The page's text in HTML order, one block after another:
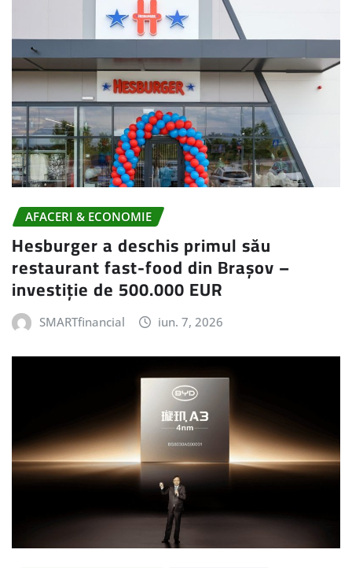
AFACERI & ECONOMIE
Hesburger a deschis primul său
restaurant fast-food din Brașov –
investiție de 500.000 EUR
SMARTfinancial iun. 7, 2026